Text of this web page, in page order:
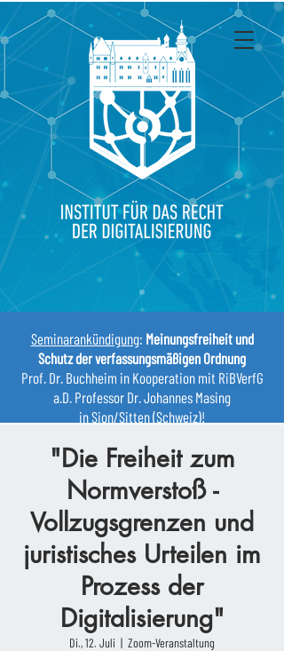
Seminarankündigung: Meinungsfreiheit und
Schutz der verfassungsmäßigen Ordnung
Prof. Dr. Buchheim in Kooperation mit RiBVerfG
a.D. Professor Dr. Johannes Masing
in Sion/Sitten (Schweiz)!
"Die Freiheit zum
Normverstoß -
Vollzugsgrenzen und
juristisches Urteilen im
Prozess der
Digitalisierung"
Di., 12. Juli
  |
Zoom-Veranstaltung